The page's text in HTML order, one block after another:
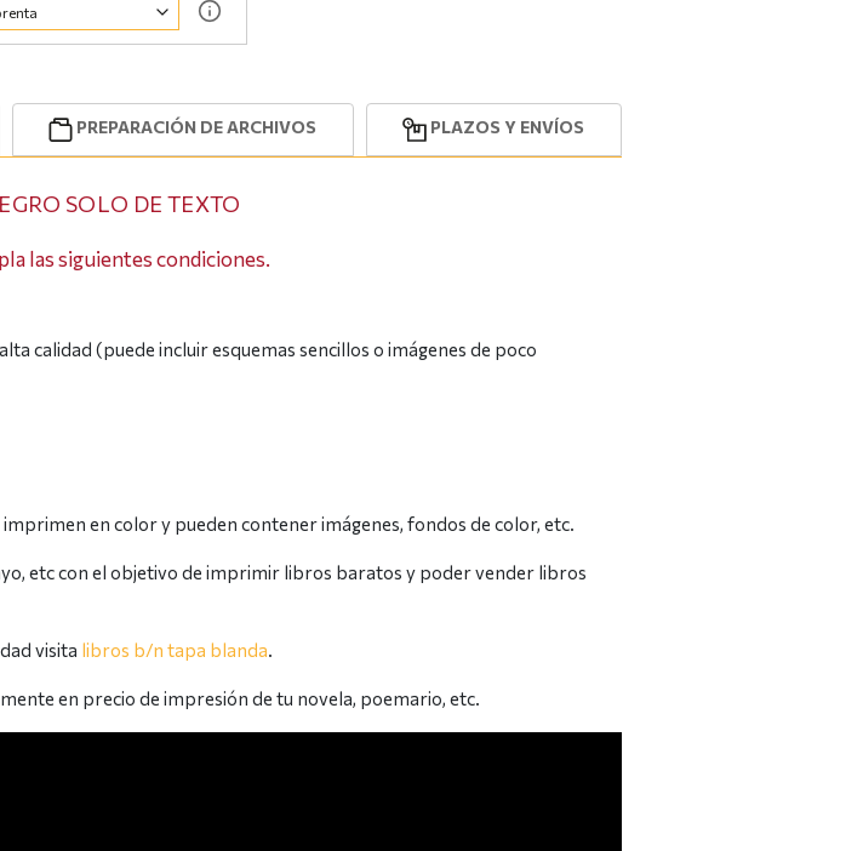
PREPARACIÓN DE ARCHIVOS PLAZOS Y ENVÍOS
SOLO DE TEXTO
las siguientes condiciones.
calidad (puede incluir esquemas sencillos o imágenes de poco
en color y pueden contener imágenes, fondos de color, etc.
etc con el objetivo de imprimir libros baratos y poder vender libros
visita libros b/n tapa blanda.
en precio de impresión de tu novela, poemario, etc.